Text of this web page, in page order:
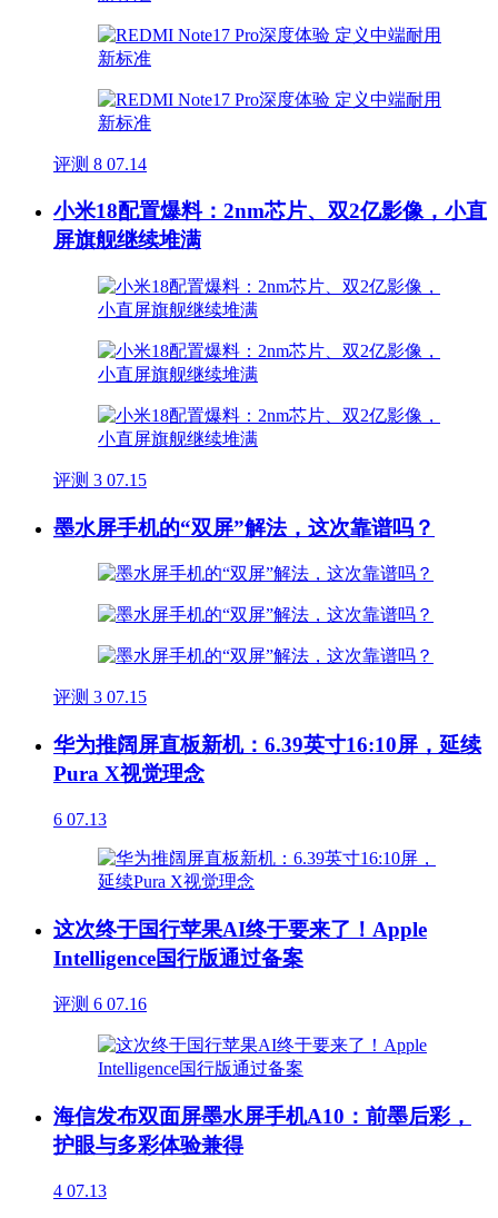
评测 8 07.14
小米18配置爆料：2nm芯片、双2亿影像，小直
屏旗舰继续堆满
评测 3 07.15
墨水屏手机的“双屏”解法，这次靠谱吗？
评测 3 07.15
华为推阔屏直板新机：6.39英寸16:10屏，延续
Pura X视觉理念
6 07.13
这次终于国行苹果AI终于要来了！Apple
Intelligence国行版通过备案
评测 6 07.16
海信发布双面屏墨水屏手机A10：前墨后彩，
护眼与多彩体验兼得
4 07.13